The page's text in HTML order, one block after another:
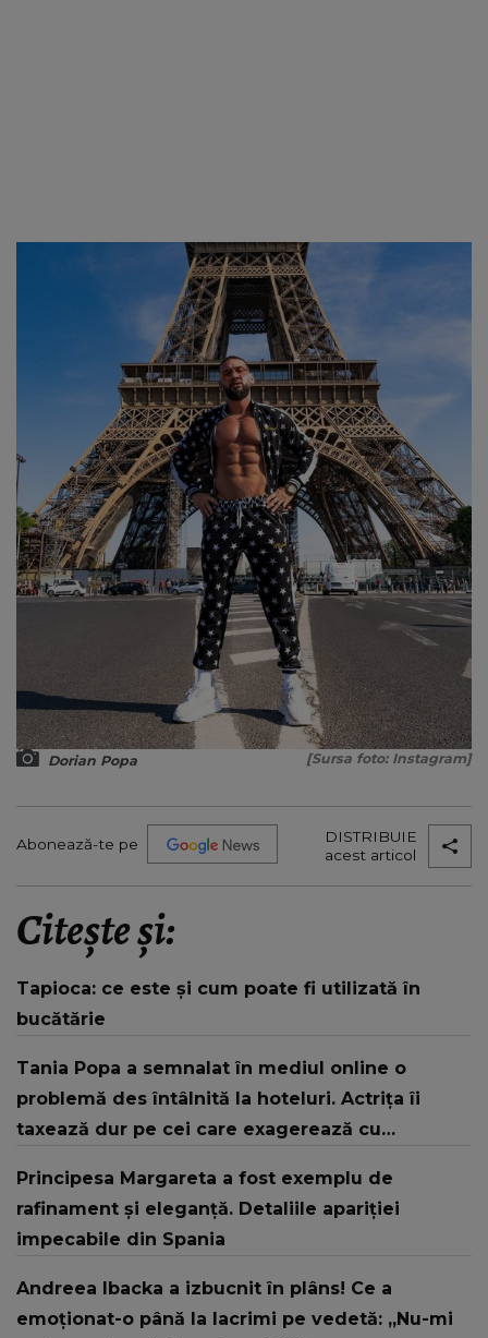
Dorian Popa [Sursa foto: Instagram]
Abonează-te pe
DISTRIBUIE
acest articol
Citește și:
Tapioca: ce este și cum poate fi utilizată în
bucătărie
Tania Popa a semnalat în mediul online o
problemă des întâlnită la hoteluri. Actrița îi
taxează dur pe cei care exagerează cu
în lume!”
Principesa Margareta a fost exemplu de
rafinament și eleganță. Detaliile apariției
impecabile din Spania
Andreea Ibacka a izbucnit în plâns! Ce a
emoționat-o până la lacrimi pe vedetă: „Nu-mi